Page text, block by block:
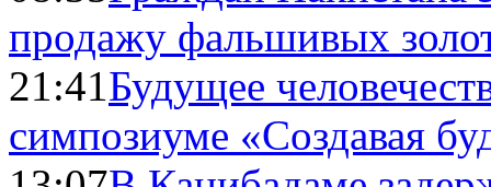
продажу фальшивых
21:41Будущее
симпозиуме «Создавая